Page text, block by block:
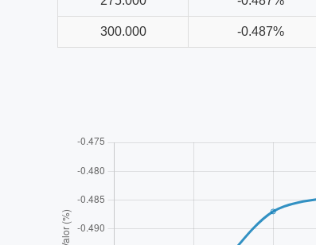
300.000 -0.487%